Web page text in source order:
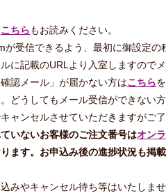
こちらもお読みください。
が受信できるよう、最初に御設定の
に記載のURLより入室しますので
認メール」が届かない方はこちら
どうしてもメール受信ができない
ャンセルさせていただきますがご了
いないお客様のご注文番号はオン
ます。お申込み後の進捗状況も掲
みやキャンセル待ち等はいたしま